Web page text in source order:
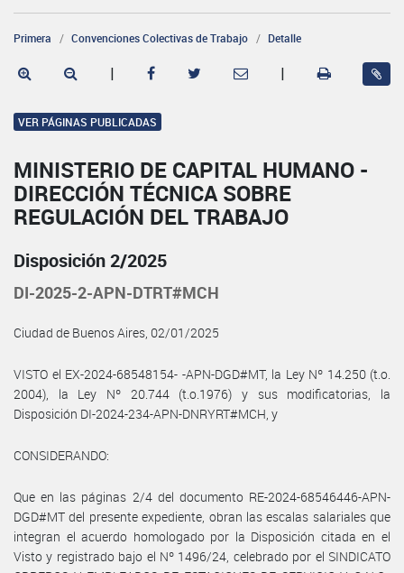
Primera Convenciones Colectivas de Trabajo Detalle
| |
VER PÁGINAS PUBLICADAS
MINISTERIO DE CAPITAL HUMANO -
DIRECCIÓN TÉCNICA SOBRE
REGULACIÓN DEL TRABAJO
Disposición 2/2025
DI-2025-2-APN-DTRT#MCH
Ciudad de Buenos Aires, 02/01/2025
VISTO el EX-2024-68548154- -APN-DGD#MT, la Ley Nº 14.250 (t.o.
2004), la Ley Nº 20.744 (t.o.1976) y sus modificatorias, la
Disposición DI-2024-234-APN-DNRYRT#MCH, y
CONSIDERANDO:
Que en las páginas 2/4 del documento RE-2024-68546446-APN-
DGD#MT del presente expediente, obran las escalas salariales que
integran el acuerdo homologado por la Disposición citada en el
Visto y registrado bajo el Nº 1496/24, celebrado por el SINDICATO